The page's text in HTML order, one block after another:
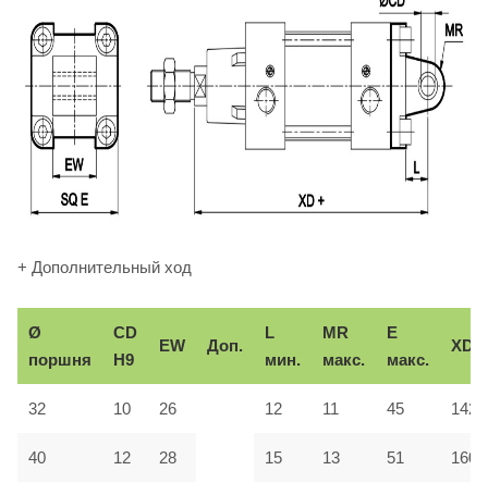
+ Дополнительный ход
Ø
поршня
CD
H9
EW Доп.
L
мин.
MR
макс.
E
макс.
XD
32 10 26 12 11 45 142
40 12 28 15 13 51 160